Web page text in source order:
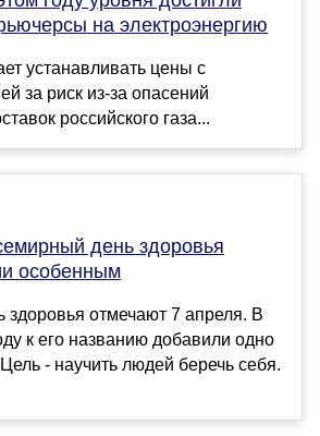
на электроэнергию
устанавливать цены с
за риск из-за опасений
российского газа...
день здоровья
особенным
отмечают 7 апреля. В
к его названию добавили одно
- научить людей беречь себя.